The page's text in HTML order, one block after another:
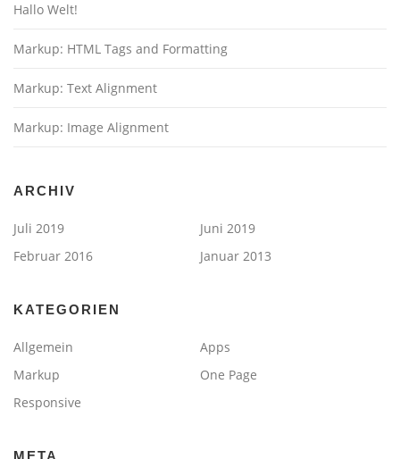
Hallo Welt!
Markup: HTML Tags and Formatting
Markup: Text Alignment
Markup: Image Alignment
ARCHIV
Juli 2019
Juni 2019
Februar 2016
Januar 2013
KATEGORIEN
Allgemein
Apps
Markup
One Page
Responsive